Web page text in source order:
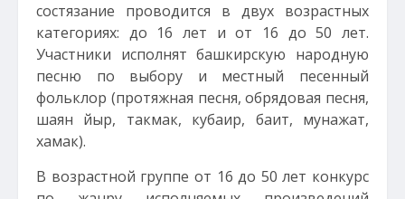
состязание проводится в двух возрастных
категориях: до 16 лет и от 16 до 50 лет.
Участники исполнят башкирскую народную
песню по выбору и местный песенный
фольклор (протяжная песня, обрядовая песня,
шаян йыр, такмак, кубаир, баит, мунажат,
хамак).
В возрастной группе от 16 до 50 лет конкурс